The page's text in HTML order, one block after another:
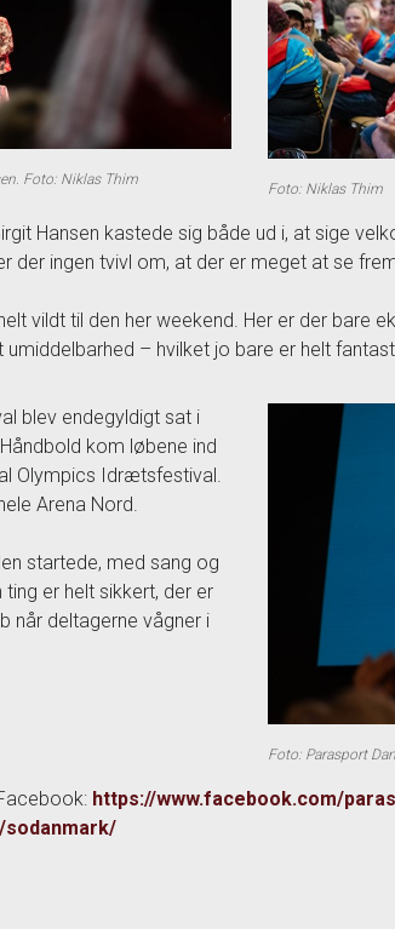
Foto: Niklas Thim
Foto: Niklas Thim
Hansen kastede sig både ud i, at sige
der ingen tvivl om, at der er meget at se
vildt til den her weekend. Her er der bare
– hvilket jo bare er helt
blev endegyldigt sat i
kom løbene ind
Olympics Idrætsfestival.
Arena Nord.
startede, med sang og
er helt sikkert, der er
når deltagerne vågner i
Foto: Parasport
https://www.facebook.com/
sodanmark/